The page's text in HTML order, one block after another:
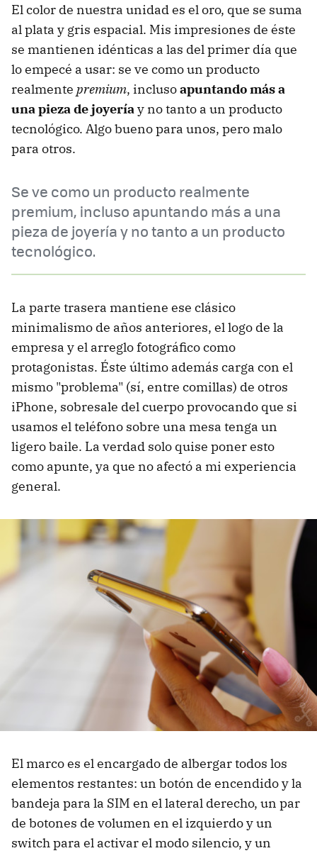
El color de nuestra unidad es el oro, que se suma
al plata y gris espacial. Mis impresiones de éste
se mantienen idénticas a las del primer día que
lo empecé a usar: se ve como un producto
realmente premium, inclusoapuntando más a
una pieza de joyeríay no tanto a un producto
tecnológico. Algo bueno para unos, pero malo
para otros.
Se ve como un producto realmente
premium, incluso apuntando más a una
pieza de joyería y no tanto a un producto
tecnológico.
La parte trasera mantiene ese clásico
minimalismo de años anteriores, el logo de la
empresa y el arreglo fotográfico como
protagonistas. Éste último además carga con el
mismo "problema" (sí, entre comillas) de otros
iPhone, sobresale del cuerpo provocando que si
usamos el teléfono sobre una mesa tenga un
ligero baile. La verdad solo quise poner esto
como apunte, ya que no afectó a mi experiencia
general.
El marco es el encargado de albergar todos los
elementos restantes: un botón de encendido y la
bandeja para la SIM en el lateral derecho, un par
de botones de volumen en el izquierdo y un
switch para el activar el modo silencio, y un